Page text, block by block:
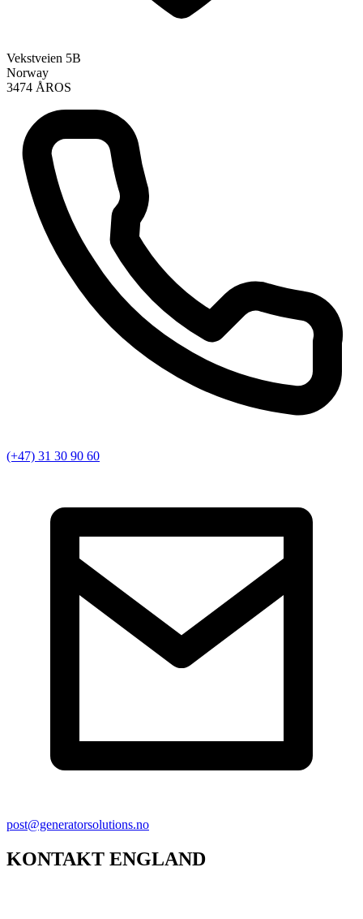
Vekstveien 5B
Norway
3474 ÅROS
(+47) 31 30 90 60
post@generatorsolutions.no
KONTAKT ENGLAND